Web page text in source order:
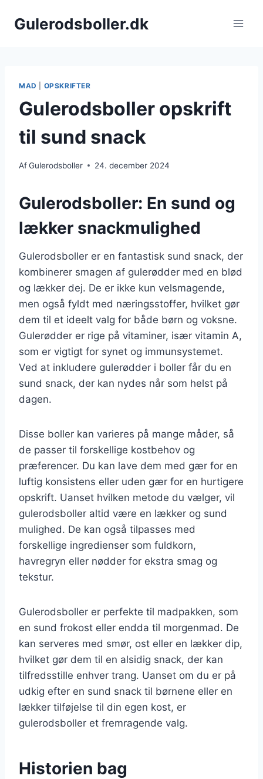
Gulerodsboller.dk
MAD OPSKRIFTER
Gulerodsboller opskrift
til sund snack
AfGulerodsboller 24. december 2024
Gulerodsboller: En sund og
lækker snackmulighed
Gulerodsboller er en fantastisk sund snack, der
kombinerer smagen af gulerødder med en blød
og lækker dej. De er ikke kun velsmagende,
men også fyldt med næringsstoffer, hvilket gør
dem til et ideelt valg for både børn og voksne.
Gulerødder er rige på vitaminer, især vitamin A,
som er vigtigt for synet og immunsystemet.
Ved at inkludere gulerødder i boller får du en
sund snack, der kan nydes når som helst på
dagen.
Disse boller kan varieres på mange måder, så
de passer til forskellige kostbehov og
præferencer. Du kan lave dem med gær for en
luftig konsistens eller uden gær for en hurtigere
opskrift. Uanset hvilken metode du vælger, vil
gulerodsboller altid være en lækker og sund
mulighed. De kan også tilpasses med
forskellige ingredienser som fuldkorn,
havregryn eller nødder for ekstra smag og
tekstur.
Gulerodsboller er perfekte til madpakken, som
en sund frokost eller endda til morgenmad. De
kan serveres med smør, ost eller en lækker dip,
hvilket gør dem til en alsidig snack, der kan
tilfredsstille enhver trang. Uanset om du er på
udkig efter en sund snack til børnene eller en
lækker tilføjelse til din egen kost, er
gulerodsboller et fremragende valg.
Historien bag